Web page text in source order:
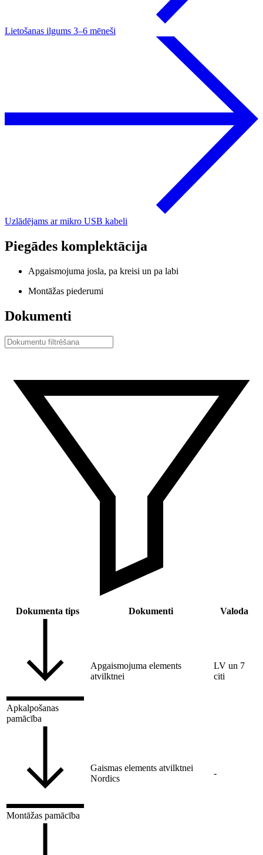
Lietošanas ilgums 3–6 mēneši
Uzlādējams ar mikro USB kabeli
Piegādes komplektācija
Apgaismojuma josla, pa kreisi un pa labi
Montāžas piederumi
Dokumenti
Dokumenta tips Dokumenti Valoda
Apkalpošanas
pamācība
Apgaismojuma elements
atvilktnei
LV un 7
citi
Montāžas pamācība
Gaismas elements atvilktnei
Nordics
-